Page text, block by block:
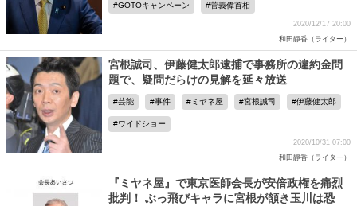
GOTOキャンペーン 菅義偉首相
2020/12/17 20:00
和田靜香（ライター）
宮根誠司、伊藤健太郎逮捕で事務所の違約金問
題で、疑問だらけの見解を延々放送
芸能 事件 ミヤネ屋 宮根誠司 伊藤健太郎
ワイドショー
2020/10/31 07:00
和田靜香（ライター）
『ミヤネ屋』で東京医師会長が安倍政権を痛烈
批判！ ぶっ飛びキャラに宮根が頷き玉川は恐